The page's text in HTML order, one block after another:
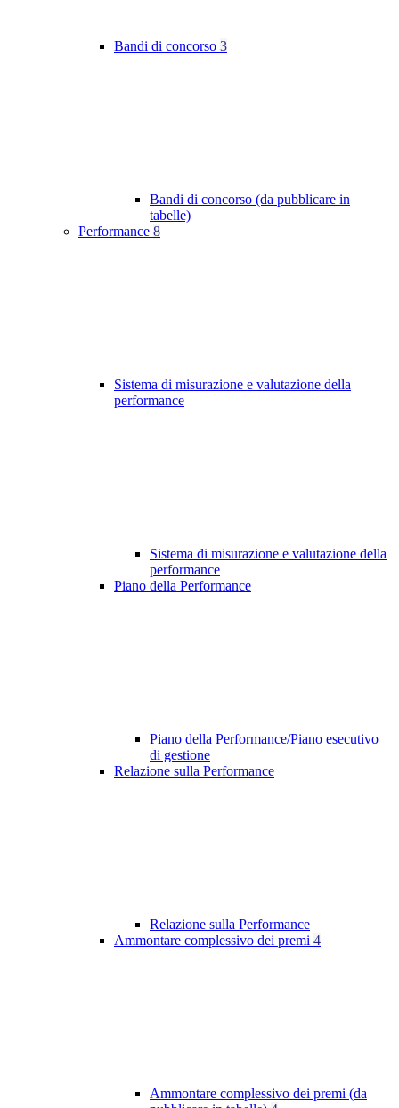
Bandi di concorso 3
Bandi di concorso (da pubblicare in
tabelle)
Performance 8
Sistema di misurazione e valutazione della
performance
Sistema di misurazione e valutazione della
performance
Piano della Performance
Piano della Performance/Piano esecutivo
di gestione
Relazione sulla Performance
Relazione sulla Performance
Ammontare complessivo dei premi 4
Ammontare complessivo dei premi (da